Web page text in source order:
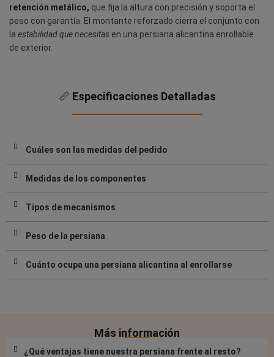
retención metálico, que fija la altura con precisión y soporta el
peso con garantía. El montante reforzado cierra el conjunto con
la estabilidad que necesitas en una persiana alicantina enrollable
de exterior.
📏 Especificaciones Detalladas
Cuáles son las medidas del pedido
Medidas de los componentes
Tipos de mecanismos
Peso de la persiana
Cuánto ocupa una persiana alicantina al enrollarse
Más información
¿Qué ventajas tiene nuestra persiana frente al resto?